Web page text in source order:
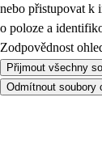
nebo přistupovat k
o poloze a
Zodpovědnost
Přijmout všechny
Odmítnout soubory